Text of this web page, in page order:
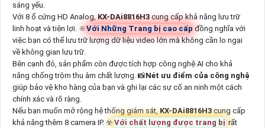
sáng yếu.
Với 8 ổ cứng HD Analog,KX-DAi8816H3cung cấp khả năng lưu trữ
linh hoạt và tiện lợi. 🔆Với Những Trang bị cao cấp đồng nghĩa với
việc bạn có thể lưu trữ lượng dữ liệu video lớn mà không cần lo ngại
về không gian lưu trữ.
Bên cạnh đó, sản phẩm còn được tích hợp công nghệ AI cho khả
năng chống trộm thu âm chất lượng. 📸Nét ưu điểm của công nghệ
giúp bảo vệ kho hàng của bạn và ghi lại các sự cố an ninh một cách
chính xác và rõ ràng.
Nếu bạn muốn mở rộng hệ thống giám sát,KX-DAi8816H3cung cấp
khả năng thêm 8 camera IP. ☣️ Với chất lượng được trang bị rất